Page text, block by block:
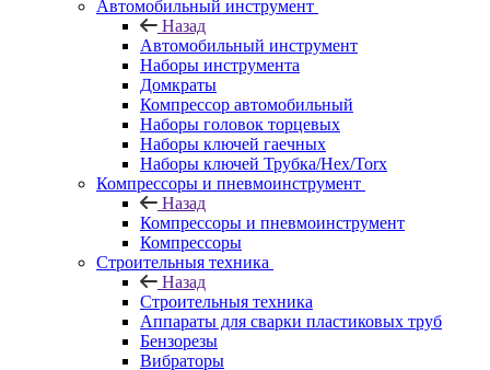
Автомобильный инструмент
Назад
Автомобильный инструмент
Наборы инструмента
Домкраты
Компрессор автомобильный
Наборы головок торцевых
Наборы ключей гаечных
Наборы ключей Трубка/Hex/Torx
Компрессоры и пневмоинструмент
Назад
Компрессоры и пневмоинструмент
Компрессоры
Строительныя техника
Назад
Строительныя техника
Аппараты для сварки пластиковых труб
Бензорезы
Вибраторы